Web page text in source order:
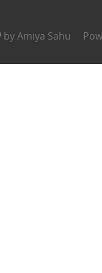
byAmiya Sahu